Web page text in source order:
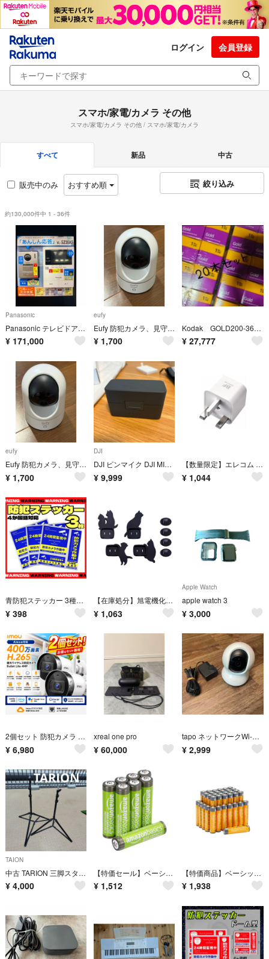
ログイン 会員登録
スマホ/家電/カメラ その他
スマホ/家電/カメラ その他 / スマホ/家電/カメラ
すべて 新品 中古
販売中のみ おすすめ順 絞り込み
約130,000件中 1 - 36件
Panasonic
Panasonic テレビドアホン VL-SZ35KF
¥ 171,000
eufy
Eufy 防犯カメラ、見守りカメラ Indoor Cam 2KPan &Tilt
¥ 1,700
Kodak GOLD200-36EX(20本)
¥ 27,777
eufy
Eufy 防犯カメラ、見守りカメラ Indoor Cam 2KPan &Tilt
¥ 1,700
DJI
DJI ピンマイク DJI MIC MINI(2 TX + 1 RX + 充電ケース)
¥ 9,999
【数量限定】エレコム 海外用変換プラグ/BFタイプ
¥ 1,044
青防犯ステッカー 3種類 3枚セット 防犯シール 防水 セキュリティ ステッカー
¥ 398
【在庫処分】旭電機化成(Asahi Denki Kasei) スマイルキッズ ね
¥ 1,063
Apple Watch
apple watch 3
¥ 3,000
2個セット 防犯カメラ ワイヤレス 400万画素 マイク内蔵 Alexa対応
¥ 6,980
xreal one pro
¥ 60,000
tapo ネットワークWi-Fiカメラ TAPO C200
¥ 2,999
TAION
中古 TARION 三脚スタンド 2本 照明等に
¥ 4,000
【特価セール】ベーシック 充電池 単4形 ニッケル水素電池 8本 850mAh
¥ 1,512
【特価商品】ベーシック 単4形 アルカリ乾電池 36本 1.5V 保存期限10年
¥ 1,938